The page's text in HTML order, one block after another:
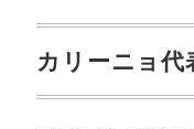
カリーニョ代